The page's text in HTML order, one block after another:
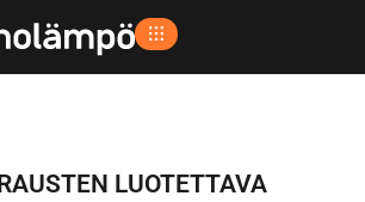
LUOTETTAVA